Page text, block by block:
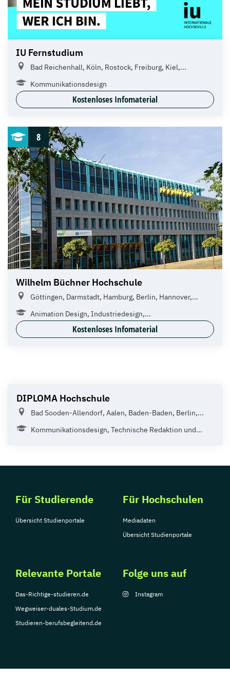
IU Fernstudium
Bad Reichenhall, Köln, Rostock, Freiburg, Kiel,...
Kommunikationsdesign
Kostenloses Infomaterial
8
Wilhelm Büchner Hochschule
Göttingen, Darmstadt, Hamburg, Berlin, Hannover,...
Animation Design, Industriedesign,...
Kostenloses Infomaterial
DIPLOMA Hochschule
Bad Sooden-Allendorf, Aalen, Baden-Baden, Berlin,...
Kommunikationsdesign, Technische Redaktion und...
Für Studierende
Übersicht Studienportale
Für Hochschulen
Mediadaten
Übersicht Studienportale
Relevante Portale
Das-Richtige-studieren.de
Wegweiser-duales-Studium.de
Studieren-berufsbegleitend.de
Folge uns auf
Instagram